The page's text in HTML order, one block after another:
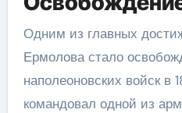
Одним из главных
Ермолова стало
наполеоновских войск в
командовал одной из